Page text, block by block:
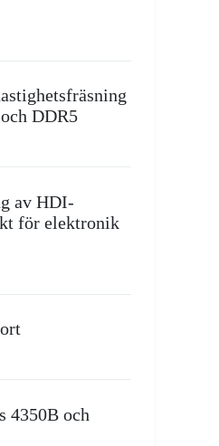
DDR5
av HDI-
för elektronik
4350B och